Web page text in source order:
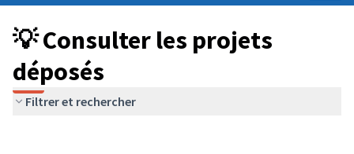
💡 Consulter les projets
déposés
Filtrer et rechercher